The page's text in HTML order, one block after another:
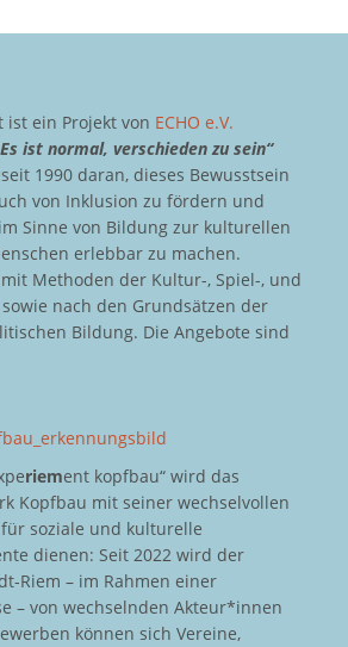
ist ein Projekt von ECHO e.V.
ist normal, verschieden zu sein“
seit 1990 daran, dieses Bewusstsein
von Inklusion zu fördern und
Sinne von Bildung zur kulturellen
erlebbar zu machen.
Methoden der Kultur-, Spiel-, und
nach den Grundsätzen der
Bildung. Die Angebote sind
riement kopfbau“ wird das
Kopfbau mit seiner wechselvollen
soziale und kulturelle
dienen: Seit 2022 wird der
Riem – im Rahmen einer
– von wechselnden Akteur*innen
können sich Vereine,